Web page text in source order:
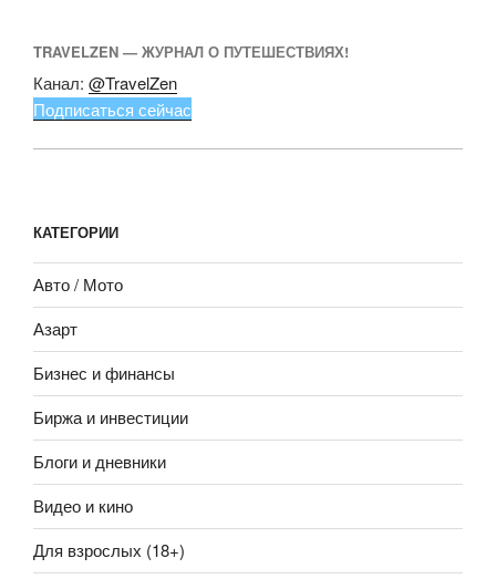
TRAVELZEN — ЖУРНАЛ О ПУТЕШЕСТВИЯХ!
Канал: @TravelZen
Подписаться сейчас
КАТЕГОРИИ
Авто / Мото
Азарт
Бизнес и финансы
Биржа и инвестиции
Блоги и дневники
Видео и кино
Для взрослых (18+)